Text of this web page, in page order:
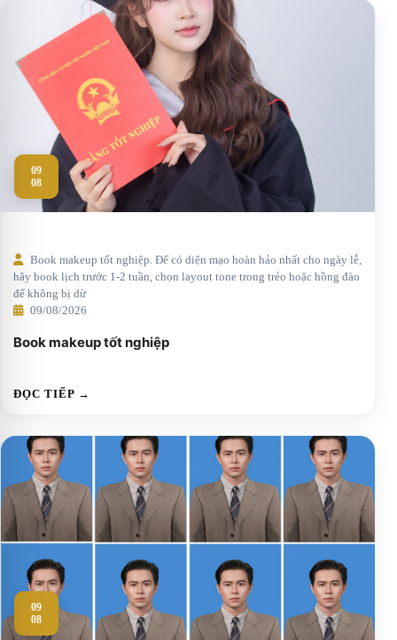
09
08
Book makeup tốt nghiệp. Để có diện mạo hoàn hảo nhất cho ngày lễ,
hãy book lịch trước 1-2 tuần, chọn layout tone trong trẻo hoặc hồng đào
để không bị dừ
09/08/2026
Book makeup tốt nghiệp
ĐỌC TIẾP →
09
08